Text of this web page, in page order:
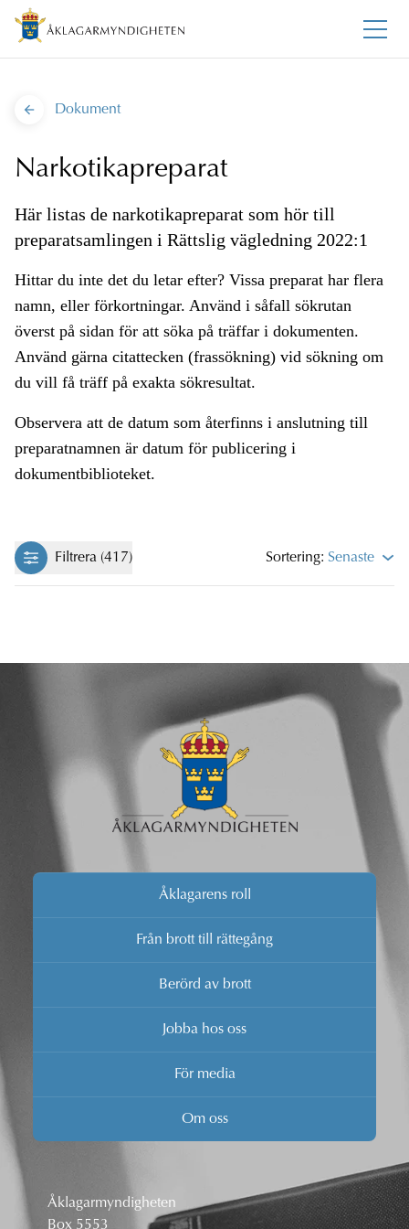
Dokument
Narkotikapreparat
Här listas de narkotikapreparat som hör till
preparatsamlingen i Rättslig vägledning 2022:1
Hittar du inte det du letar efter? Vissa preparat har flera
namn, eller förkortningar. Använd i såfall sökrutan
överst på sidan för att söka på träffar i dokumenten.
Använd gärna citattecken (frassökning) vid sökning om
du vill få träff på exakta sökresultat.
Observera att de datum som återfinns i anslutning till
preparatnamnen är datum för publicering i
dokumentbiblioteket.
Filtrera (417) Sortering: Senaste
Åklagarens roll
Från brott till rättegång
Berörd av brott
Jobba hos oss
För media
Om oss
Åklagarmyndigheten
Box 5553